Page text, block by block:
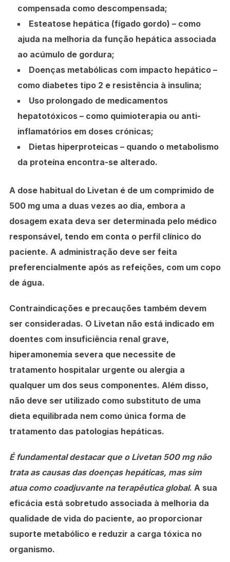
compensada como descompensada;
Esteatose hepática (fígado gordo) – como
ajuda na melhoria da função hepática associada
ao acúmulo de gordura;
Doenças metabólicas com impacto hepático–
como diabetes tipo 2 e resistência à insulina;
Uso prolongado de medicamentos
hepatotóxicos– como quimioterapia ou anti-
inflamatórios em doses crónicas;
Dietas hiperproteicas– quando o metabolismo
da proteína encontra-se alterado.
A dose habitual do Livetan é de um comprimido de
500 mg uma a duas vezes ao dia, embora a
dosagem exata deva ser determinada pelo médico
responsável, tendo em conta o perfil clínico do
paciente. A administração deve ser feita
preferencialmente após as refeições, com um copo
de água.
Contraindicações e precauçõestambém devem
ser consideradas. O Livetan não está indicado em
doentes com insuficiência renal grave,
hiperamonemia severa que necessite de
tratamento hospitalar urgente ou alergia a
qualquer um dos seus componentes. Além disso,
não deve ser utilizado como substituto de uma
dieta equilibrada nem como única forma de
tratamento das patologias hepáticas.
É fundamental destacar que o Livetan 500 mg não
trata as causas das doenças hepáticas, mas sim
atua como coadjuvante na terapêutica global. A sua
eficácia está sobretudo associada à melhoria da
qualidade de vida do paciente, ao proporcionar
suporte metabólico e reduzir a carga tóxica no
organismo.